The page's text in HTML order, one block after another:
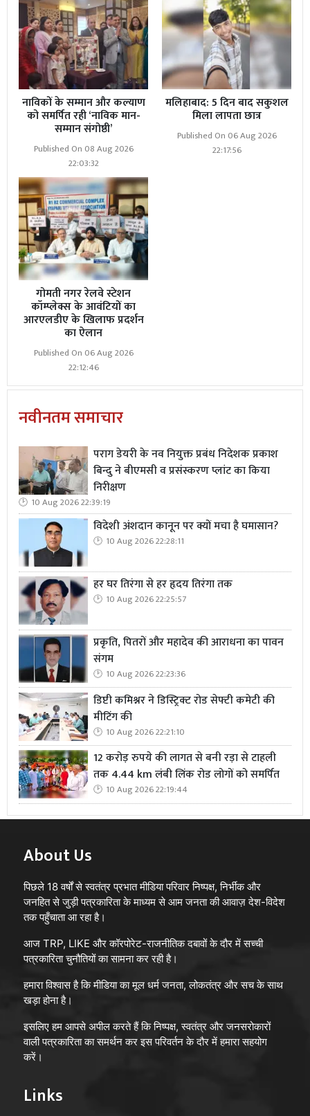
नाविकों के सम्मान और कल्याण
को समर्पित रही ‘नाविक मान-
सम्मान संगोष्ठी’
Published On 08 Aug 2026
22:03:32
मलिहाबाद: 5 दिन बाद सकुशल
मिला लापता छात्र
Published On 06 Aug 2026
22:17:56
गोमती नगर रेलवे स्टेशन
कॉम्प्लेक्स के आवंटियों का
आरएलडीए के खिलाफ प्रदर्शन
का ऐलान
Published On 06 Aug 2026
22:12:46
नवीनतम समाचार
पराग डेयरी के नव नियुक्त प्रबंध निदेशक प्रकाश
बिन्दु ने बीएमसी व प्रसंस्करण प्लांट का किया
निरीक्षण
10 Aug 2026 22:39:19
विदेशी अंशदान कानून पर क्यों मचा है घमासान?
10 Aug 2026 22:28:11
हर घर तिरंगा से हर हृदय तिरंगा तक
10 Aug 2026 22:25:57
प्रकृति, पितरों और महादेव की आराधना का पावन
संगम
10 Aug 2026 22:23:36
डिप्टी कमिश्नर ने डिस्ट्रिक्ट रोड सेफ्टी कमेटी की
मीटिंग की
10 Aug 2026 22:21:10
12 करोड़ रुपये की लागत से बनी रड़ा से टाहली
तक 4.44 km लंबी लिंक रोड लोगों को समर्पित
10 Aug 2026 22:19:44
About Us
पिछले 18 वर्षों से स्वतंत्र प्रभात मीडिया परिवार निष्पक्ष, निर्भीक और
जनहित से जुड़ी पत्रकारिता के माध्यम से आम जनता की आवाज़ देश-विदेश
तक पहुँचाता आ रहा है।
आज TRP, LIKE और कॉरपोरेट-राजनीतिक दबावों के दौर में सच्ची
पत्रकारिता चुनौतियों का सामना कर रही है।
हमारा विश्वास है कि मीडिया का मूल धर्म जनता, लोकतंत्र और सच के साथ
खड़ा होना है।
इसलिए हम आपसे अपील करते हैं कि निष्पक्ष, स्वतंत्र और जनसरोकारों
वाली पत्रकारिता का समर्थन कर इस परिवर्तन के दौर में हमारा सहयोग
करें।
Links